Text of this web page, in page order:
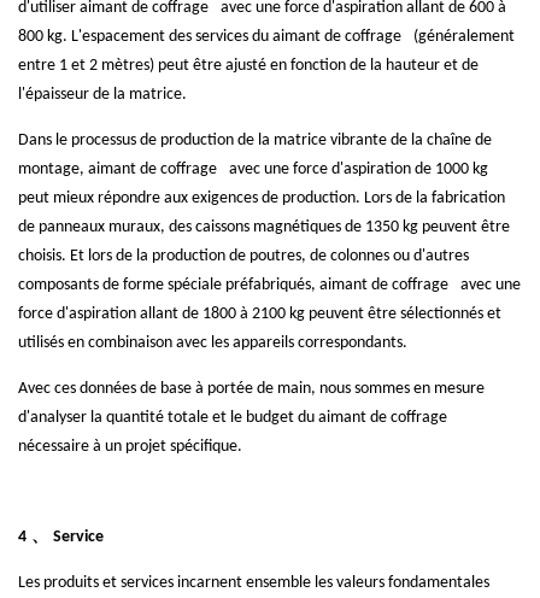
d'utiliser aimant de coffrage
avec une force d'aspiration allant de 600 à
800 kg. L'espacement des services du aimant de coffrage
(généralement
entre 1 et 2 mètres) peut être ajusté en fonction de la hauteur et de
l'épaisseur de la matrice.
Dans le processus de production de la matrice vibrante de la chaîne de
montage, aimant de coffrage
avec une force d'aspiration de 1000 kg
peut mieux répondre aux exigences de production. Lors de la fabrication
de panneaux muraux, des caissons magnétiques de 1350 kg peuvent être
choisis. Et lors de la production de poutres, de colonnes ou d'autres
composants de forme spéciale préfabriqués, aimant de coffrage
avec une
force d'aspiration allant de 1800 à 2100 kg peuvent être sélectionnés et
utilisés en combinaison avec les appareils correspondants.
Avec ces données de base à portée de main, nous sommes en mesure
d'analyser la quantité totale et le budget du aimant de coffrage
nécessaire à un projet spécifique.
4 、 Service
Les produits et services incarnent ensemble les valeurs fondamentales